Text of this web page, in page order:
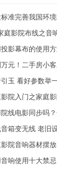
准完善我国环
影院布线之音响如何接
影幕布的使用
元！二手房小客厅打
玉 看好参数举
院入门之家庭影院
电影同步吗？全球播“首发影
箱变无线 老旧
院音响器材摆
响使用十大禁忌